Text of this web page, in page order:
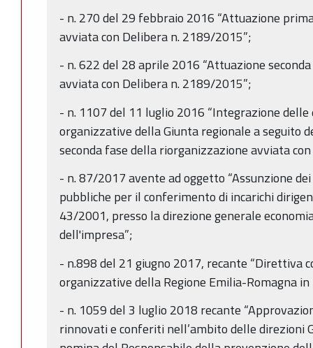
- n. 270 del 29 febbraio 2016 “Attuazione
avviata con Delibera n. 2189/2015”;
- n. 622 del 28 aprile 2016 “Attuazione
avviata con Delibera n. 2189/2015”;
- n. 1107 del 11 luglio 2016 “Integrazione
organizzative della Giunta regionale a seguito
seconda fase della riorganizzazione avviata
- n. 87/2017 avente ad oggetto “Assunzione
pubbliche per il conferimento di incarichi
43/2001, presso la direzione generale
dell'impresa”;
- n.898 del 21 giugno 2017, recante “Direttiva
organizzative della Regione Emilia-Romagna in
- n. 1059 del 3 luglio 2018 recante
rinnovati e conferiti nell’ambito delle direzioni